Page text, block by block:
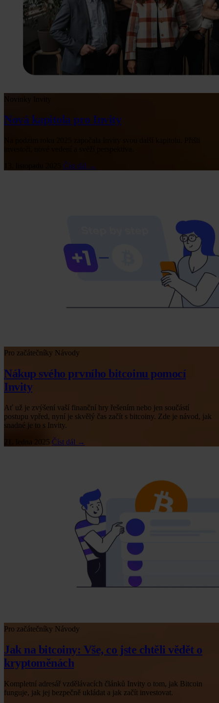
Nová kapitola pro Invity
Číst dál →
Pro začátečníky Návody
Nákup svého prvního bitcoinu pomocí
Invity
Ať už je zvýšení vaší finanční hry řešením nebo jen součástí
postupu vpřed, nyní je skvělý čas začít s bitcoiny. Zde je návod, jak
snadné je to s Invity.
21. ledna 2025 Číst dál →
Pro začátečníky Návody
Jak na bitcoiny: Vše, co jste chtěli vědět o
kryptoměnách
Kompletní adresář vzdělávacích článků Invity o tom, jak Bitcoin
funguje, jak jej bezpečně ukládat a jak začít investovat.